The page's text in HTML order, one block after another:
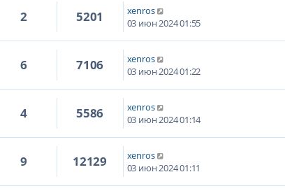
2 5201
xenros
03 июн 2024 01:55
6 7106
xenros
03 июн 2024 01:22
4 5586
xenros
03 июн 2024 01:14
9 12129
xenros
03 июн 2024 01:11